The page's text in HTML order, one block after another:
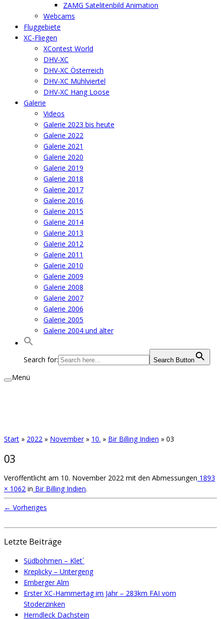
ZAMG Satelitenbild Animation
Webcams
Fluggebiete
XC-Fliegen
XContest World
DHV-XC
DHV-XC Österreich
DHV-XC Mühlviertel
DHV-XC Hang Loose
Galerie
Videos
Galerie 2023 bis heute
Galerie 2022
Galerie 2021
Galerie 2020
Galerie 2019
Galerie 2018
Galerie 2017
Galerie 2016
Galerie 2015
Galerie 2014
Galerie 2013
Galerie 2012
Galerie 2011
Galerie 2010
Galerie 2009
Galerie 2008
Galerie 2007
Galerie 2006
Galerie 2005
Galerie 2004 und älter
Search for: Search Button
Menü
Start » 2022 » November » 10. » Bir Billing Indien » 03
03
Veröffentlicht am 10. November 2022 mit den Abmessungen 1893
× 1062 in Bir Billing Indien.
← Vorheriges
Letzte Beiträge
Südböhmen – Klet´
Kreplicky – Untergeng
Emberger Alm
Erster XC-Hammertag im Jahr – 283km FAI vom
Stoderzinken
Herndleck Dachstein